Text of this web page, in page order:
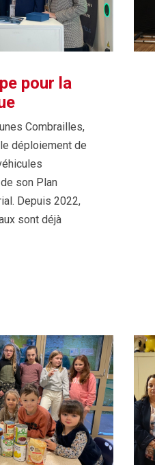
pour la
Combrailles,
déploiement de
son Plan
Depuis 2022,
sont déjà